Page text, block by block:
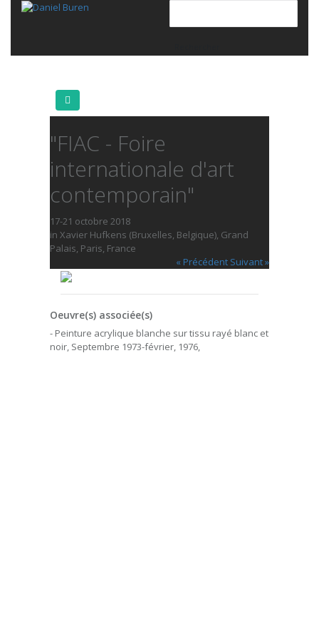
"FIAC - Foire
internationale d'art
contemporain"
17-21 octobre 2018
in Xavier Hufkens (Bruxelles, Belgique), Grand
Palais, Paris, France
« Précédent Suivant »
Oeuvre(s) associée(s)
- Peinture acrylique blanche sur tissu rayé blanc et
noir, Septembre 1973-février, 1976,